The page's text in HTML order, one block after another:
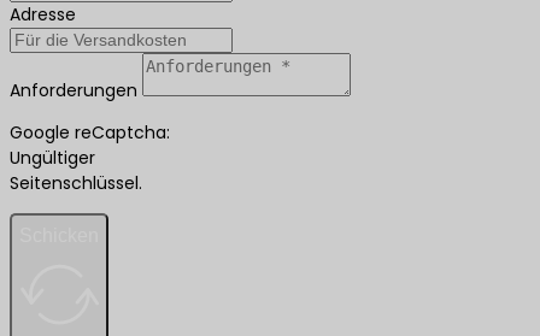
Adresse
Anforderungen
Google reCaptcha:
Ungültiger
Seitenschlüssel.